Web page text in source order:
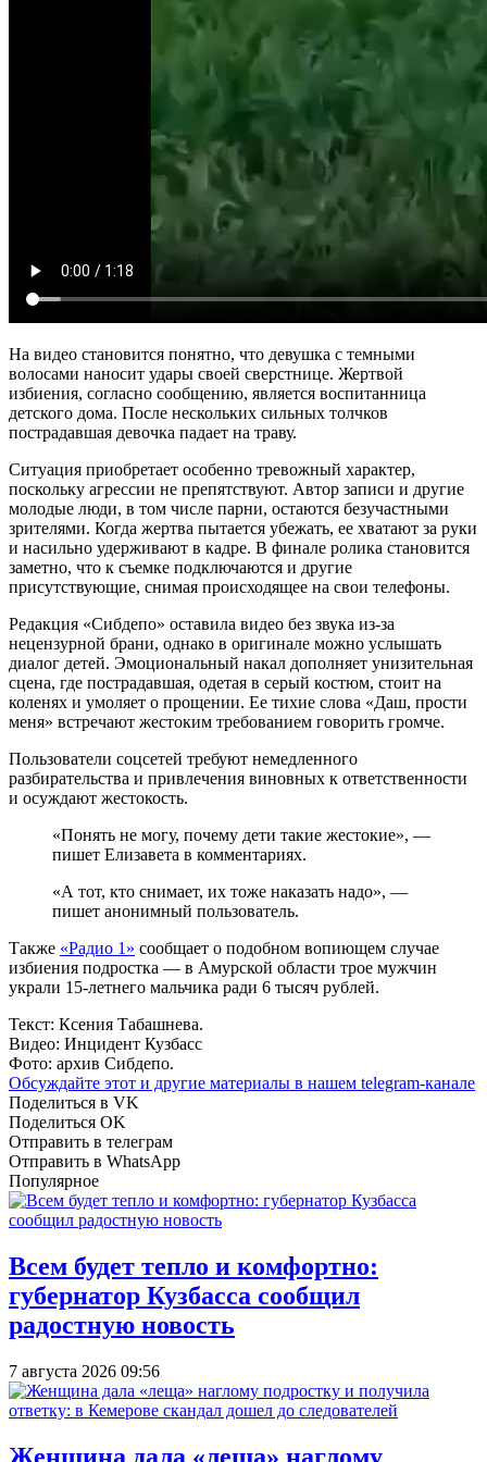
На видео становится понятно, что девушка с темными
волосами наносит удары своей сверстнице. Жертвой
избиения, согласно сообщению, является воспитанница
детского дома. После нескольких сильных толчков
пострадавшая девочка падает на траву.
Ситуация приобретает особенно тревожный характер,
поскольку агрессии не препятствуют. Автор записи и другие
молодые люди, в том числе парни, остаются безучастными
зрителями. Когда жертва пытается убежать, ее хватают за руки
и насильно удерживают в кадре. В финале ролика становится
заметно, что к съемке подключаются и другие
присутствующие, снимая происходящее на свои телефоны.
Редакция «Сибдепо» оставила видео без звука из-за
нецензурной брани, однако в оригинале можно услышать
диалог детей. Эмоциональный накал дополняет унизительная
сцена, где пострадавшая, одетая в серый костюм, стоит на
коленях и умоляет о прощении. Ее тихие слова «Даш, прости
меня» встречают жестоким требованием говорить громче.
Пользователи соцсетей требуют немедленного
разбирательства и привлечения виновных к ответственности
и осуждают жестокость.
«Понять не могу, почему дети такие жестокие», —
пишет Елизавета в комментариях.
«А тот, кто снимает, их тоже наказать надо», —
пишет анонимный пользователь.
Также «Радио 1» сообщает о подобном вопиющем случае
избиения подростка — в Амурской области трое мужчин
украли 15-летнего мальчика ради 6 тысяч рублей.
Текст: Ксения Табашнева.
Видео: Инцидент Кузбасс
Фото: архив Сибдепо.
Обсуждайте этот и другие материалы в нашем telegram-канале
Поделиться в VK
Поделиться OK
Отправить в телеграм
Отправить в WhatsApp
Популярное
Всем будет тепло и комфортно:
губернатор Кузбасса сообщил
радостную новость
7 августа 2026 09:56
Женщина дала «леща» наглому